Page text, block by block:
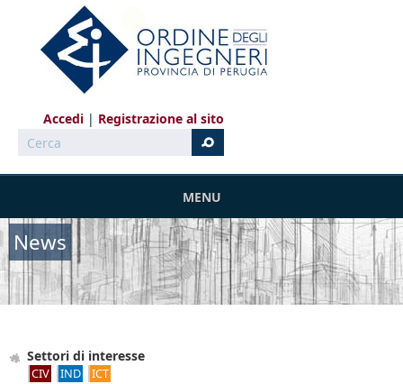
Salta al contenuto principale
Accedi
Registrazione al sito
Cerca
MENU
News
Settori di interesse
CIV IND ICT